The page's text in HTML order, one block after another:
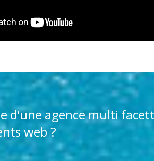
d'une agence multi
web ?